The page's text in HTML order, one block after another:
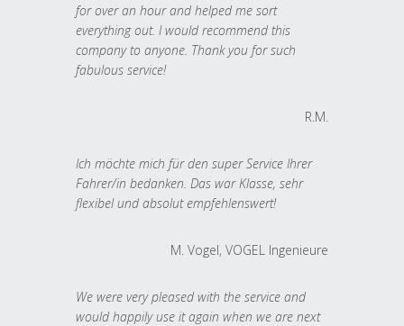
for over an hour and helped me sort
everything out. I would recommend this
company to anyone. Thank you for such
fabulous service!
R.M.
Ich möchte mich für den super Service Ihrer
Fahrer/in bedanken. Das war Klasse, sehr
flexibel und absolut empfehlenswert!
M. Vogel, VOGEL Ingenieure
We were very pleased with the service and
would happily use it again when we are next